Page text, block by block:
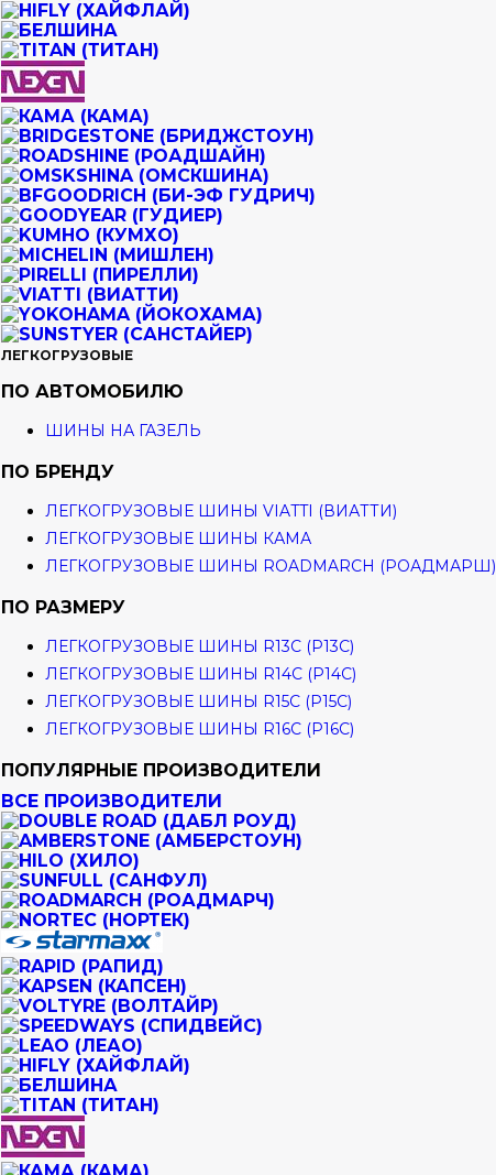
ЛЕГКОГРУЗОВЫЕ
ПО АВТОМОБИЛЮ
ШИНЫ НА ГАЗЕЛЬ
ПО БРЕНДУ
ЛЕГКОГРУЗОВЫЕ ШИНЫ VIATTI (ВИАТТИ)
ЛЕГКОГРУЗОВЫЕ ШИНЫ КАМА
ЛЕГКОГРУЗОВЫЕ ШИНЫ ROADMARCH (РОАДМАРШ)
ПО РАЗМЕРУ
ЛЕГКОГРУЗОВЫЕ ШИНЫ R13C (Р13С)
ЛЕГКОГРУЗОВЫЕ ШИНЫ R14C (Р14С)
ЛЕГКОГРУЗОВЫЕ ШИНЫ R15C (Р15С)
ЛЕГКОГРУЗОВЫЕ ШИНЫ R16C (Р16С)
ПОПУЛЯРНЫЕ ПРОИЗВОДИТЕЛИ
ВСЕ ПРОИЗВОДИТЕЛИ